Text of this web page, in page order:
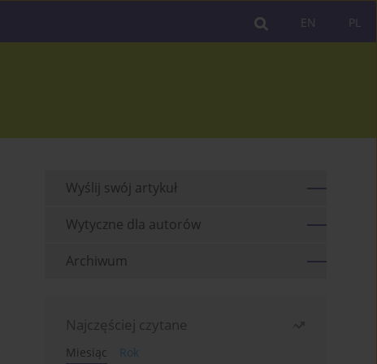
PL
EN
Wyślij swój artykuł
Wytyczne dla autorów
Archiwum
Najczęściej czytane
Miesiąc
Rok